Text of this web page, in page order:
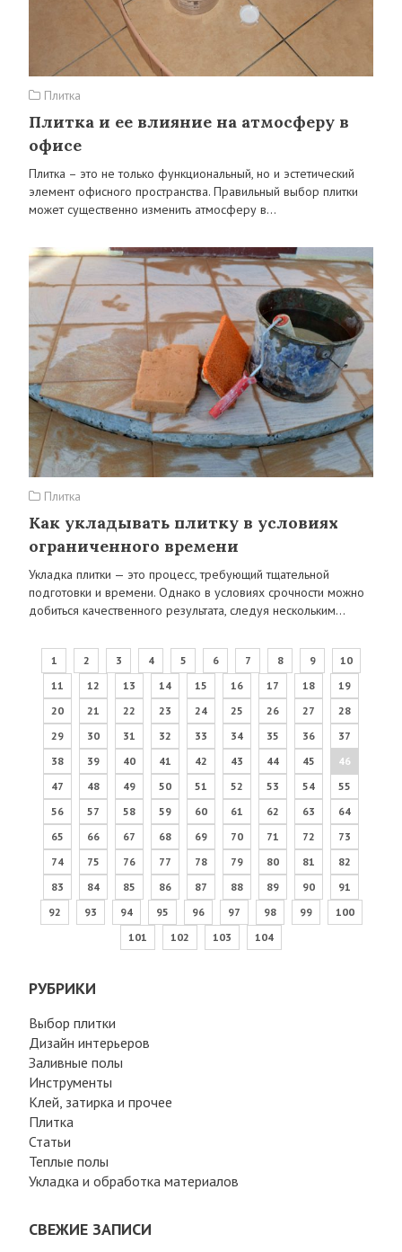
Плитка
Плитка и ее влияние на атмосферу в
офисе
Плитка – это не только функциональный, но и эстетический
элемент офисного пространства. Правильный выбор плитки
может существенно изменить атмосферу в…
Плитка
Как укладывать плитку в условиях
ограниченного времени
Укладка плитки — это процесс, требующий тщательной
подготовки и времени. Однако в условиях срочности можно
добиться качественного результата, следуя нескольким…
1 2 3 4 5 6 7 8 9
10
11
12 13 14 15 16 17 18
19
20
21 22 23 24 25 26 27
28
29
30 31 32 33 34 35 36
37
38
39 40 41 42 43 44 45
46
47
48 49 50 51 52 53 54
55
56
57 58 59 60 61 62 63
64
65
66 67 68 69 70 71 72
73
74
75 76 77 78 79 80 81
82
83
84 85 86 87 88 89 90
91
92
93 94 95 96 97 98 99
100
101
102 103 104
РУБРИКИ
Выбор плитки
Дизайн интерьеров
Заливные полы
Инструменты
Клей, затирка и прочее
Плитка
Статьи
Теплые полы
Укладка и обработка материалов
СВЕЖИЕ ЗАПИСИ